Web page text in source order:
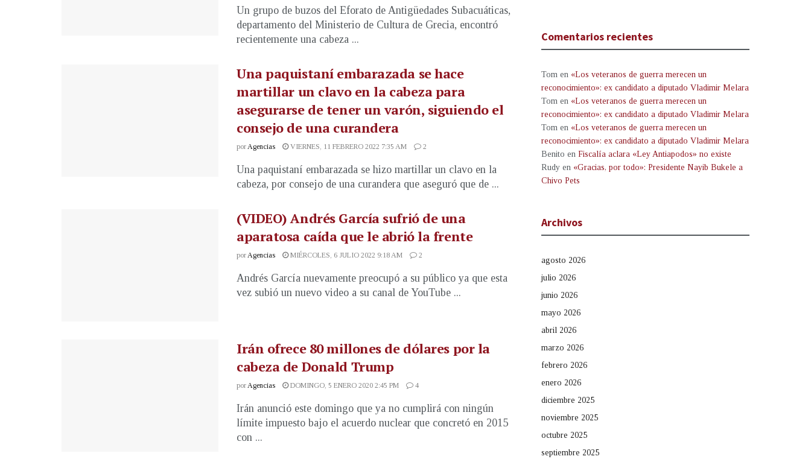
Un grupo de buzos del Eforato de Antigüedades Subacuáticas,
departamento del Ministerio de Cultura de Grecia, encontró
recientemente una cabeza ...
Una paquistaní embarazada se hace
martillar un clavo en la cabeza para
asegurarse de tener un varón, siguiendo el
consejo de una curandera
porAgencias VIERNES, 11 FEBRERO 2022 7:35 AM 2
Una paquistaní embarazada se hizo martillar un clavo en la
cabeza, por consejo de una curandera que aseguró que de ...
(VIDEO) Andrés García sufrió de una
aparatosa caída que le abrió la frente
porAgencias MIÉRCOLES, 6 JULIO 2022 9:18 AM 2
Andrés García nuevamente preocupó a su público ya que esta
vez subió un nuevo video a su canal de YouTube ...
Irán ofrece 80 millones de dólares por la
cabeza de Donald Trump
por Agencias DOMINGO, 5 ENERO 2020 2:45 PM 4
Irán anunció este domingo que ya no cumplirá con ningún
límite impuesto bajo el acuerdo nuclear que concretó en 2015
con ...
Comentarios recientes
Tom en «Los veteranos de guerra merecen un
reconocimiento»: ex candidato a diputado Vladimir Melara
Tom en «Los veteranos de guerra merecen un
reconocimiento»: ex candidato a diputado Vladimir Melara
Tom en «Los veteranos de guerra merecen un
reconocimiento»: ex candidato a diputado Vladimir Melara
Benito en Fiscalía aclara «Ley Antiapodos» no existe
Rudy en «Gracias, por todo»: Presidente Nayib Bukele a
Chivo Pets
Archivos
agosto 2026
julio 2026
junio 2026
mayo 2026
abril 2026
marzo 2026
febrero 2026
enero 2026
diciembre 2025
noviembre 2025
octubre 2025
septiembre 2025